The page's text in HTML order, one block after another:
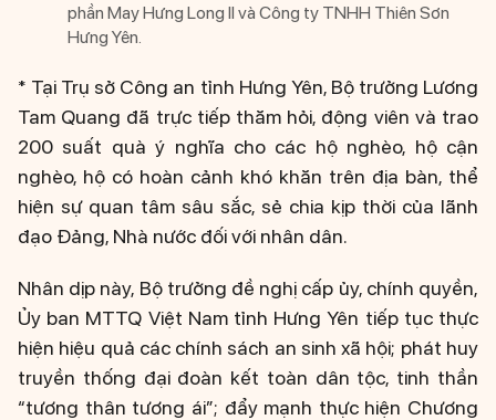
phần May Hưng Long II và Công ty TNHH Thiên Sơn
Hưng Yên.
* Tại Trụ sở Công an tỉnh Hưng Yên, Bộ trưởng Lương
Tam Quang đã trực tiếp thăm hỏi, động viên và trao
200 suất quà ý nghĩa cho các hộ nghèo, hộ cận
nghèo, hộ có hoàn cảnh khó khăn trên địa bàn, thể
hiện sự quan tâm sâu sắc, sẻ chia kịp thời của lãnh
đạo Đảng, Nhà nước đối với nhân dân.
Nhân dịp này, Bộ trưởng đề nghị cấp ủy, chính quyền,
Ủy ban MTTQ Việt Nam tỉnh Hưng Yên tiếp tục thực
hiện hiệu quả các chính sách an sinh xã hội; phát huy
truyền thống đại đoàn kết toàn dân tộc, tinh thần
“tương thân tương ái”; đẩy mạnh thực hiện Chương